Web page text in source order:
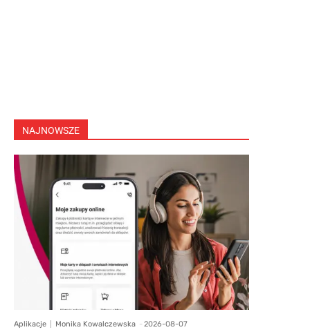
NAJNOWSZE
Aplikacje Monika Kowalczewska - 2026-08-07